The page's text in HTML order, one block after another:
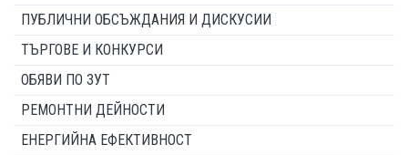
ПУБЛИЧНИ ОБСЪЖДАНИЯ И ДИСКУСИИ
ТЪРГОВЕ И КОНКУРСИ
ОБЯВИ ПО ЗУТ
РЕМОНТНИ ДЕЙНОСТИ
ЕНЕРГИЙНА ЕФЕКТИВНОСТ